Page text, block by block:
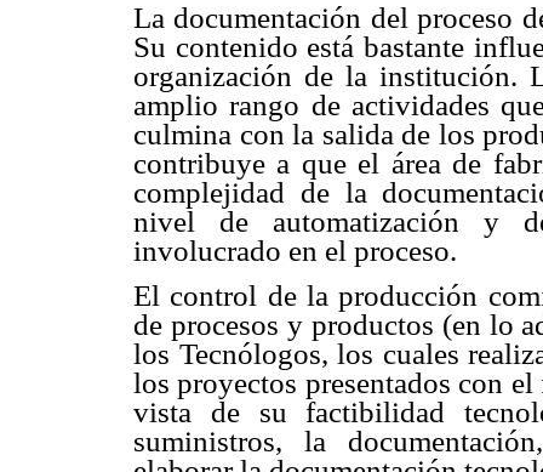
La documentación del proceso
Su contenido está bastante
organización de la institución.
amplio rango de actividades
culmina con la salida de los
contribuye a que el área de
complejidad de la
nivel de automatización y
involucrado en el proceso.
El control de la producción
de procesos y productos (en lo
los Tecnólogos, los cuales
los proyectos presentados con
vista de su factibilidad
suministros, la